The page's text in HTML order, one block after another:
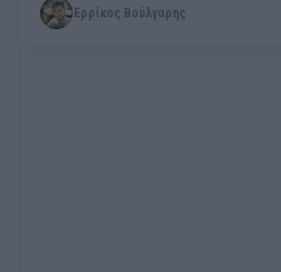
Ερρίκος Βούλγαρης